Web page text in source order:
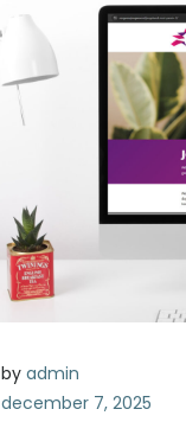
by admin
december 7, 2025